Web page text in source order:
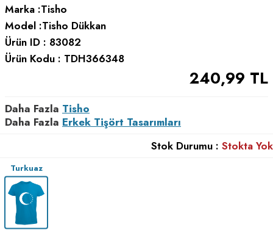
Marka :Tisho
Model :Tisho Dükkan
Ürün ID : 83082
Ürün Kodu : TDH366348
240,99 TL
Daha Fazla Tisho
Daha Fazla Erkek Tişört Tasarımları
Stok Durumu : Stokta Yok
Turkuaz